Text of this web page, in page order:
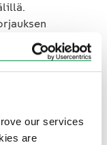
our services
are
junien